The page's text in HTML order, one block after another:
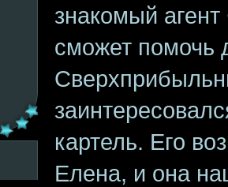
знакомый
сможет помочь
картель. Его
Елена, и она